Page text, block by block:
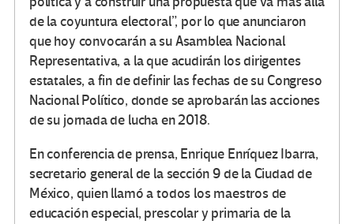
de la coyuntura electoral , por lo que anunciaron
que hoy convocarán a su Asamblea Nacional
Representativa, a la que acudirán los dirigentes
estatales, a fin de definir las fechas de su Congreso
Nacional Político, donde se aprobarán las acciones
de su jornada de lucha en 2018.
En conferencia de prensa, Enrique Enríquez Ibarra,
secretario general de la sección 9 de la Ciudad de
México, quien llamó a todos los maestros de
educación especial, prescolar y primaria de la